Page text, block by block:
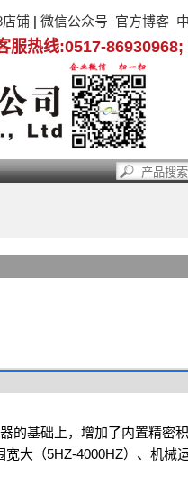
店铺 | 微信公众号 官方博客
服热线:0517-
的基础上，增加了内置精密
大（5HZ-4000HZ）、机械